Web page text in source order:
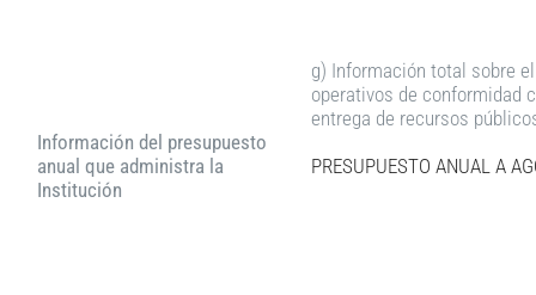
Información del presupuesto
anual que administra la
Institución
g) Información total sobre
operativos de conformidad
entrega de recursos
PRESUPUESTO ANUAL A